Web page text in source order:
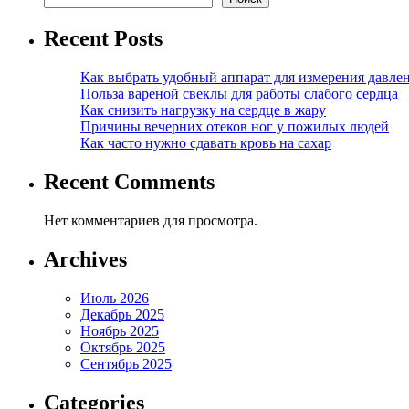
Recent Posts
Как выбрать удобный аппарат для измерения
Польза вареной свеклы для работы слабого сердца
Как снизить нагрузку на сердце в жару
Причины вечерних отеков ног у пожилых людей
Как часто нужно сдавать кровь на сахар
Recent Comments
Нет комментариев для просмотра.
Archives
Июль 2026
Декабрь 2025
Ноябрь 2025
Октябрь 2025
Сентябрь 2025
Categories